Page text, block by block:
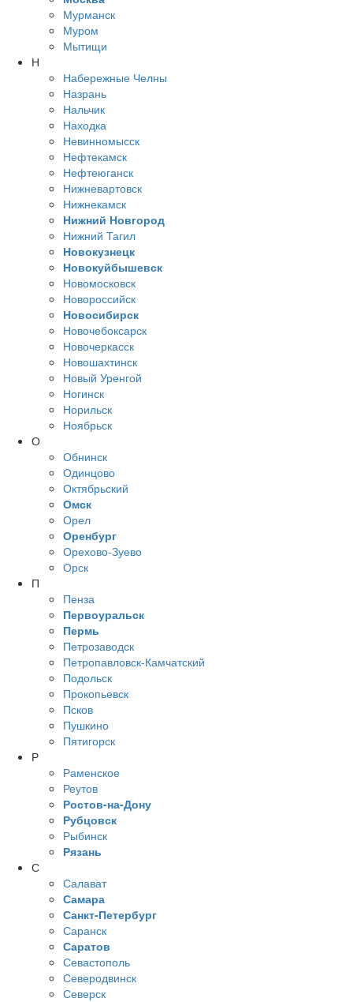
Мурманск
Муром
Мытищи
Н
Набережные Челны
Назрань
Нальчик
Находка
Невинномысск
Нефтекамск
Нефтеюганск
Нижневартовск
Нижнекамск
Нижний Новгород
Нижний Тагил
Новокузнецк
Новокуйбышевск
Новомосковск
Новороссийск
Новосибирск
Новочебоксарск
Новочеркасск
Новошахтинск
Новый Уренгой
Ногинск
Норильск
Ноябрьск
О
Обнинск
Одинцово
Октябрьский
Омск
Орел
Оренбург
Орехово-Зуево
Орск
П
Пенза
Первоуральск
Пермь
Петрозаводск
Петропавловск-Камчатский
Подольск
Прокопьевск
Псков
Пушкино
Пятигорск
Р
Раменское
Реутов
Ростов-на-Дону
Рубцовск
Рыбинск
Рязань
С
Салават
Самара
Санкт-Петербург
Саранск
Саратов
Севастополь
Северодвинск
Северск